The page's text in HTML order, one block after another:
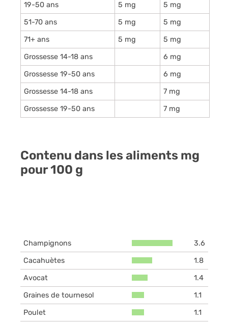
19-50 ans
5 mg
5 mg
51-70 ans
5 mg
5 mg
71+ ans
5 mg
5 mg
Grossesse 14-18 ans
6 mg
Grossesse 19-50 ans
6 mg
Grossesse 14-18 ans
7 mg
Grossesse 19-50 ans
7 mg
Contenu dans les aliments mg
pour 100 g
Champignons
3.6
Cacahuètes
1.8
Avocat
1.4
Graines de tournesol
1.1
Poulet
1.1